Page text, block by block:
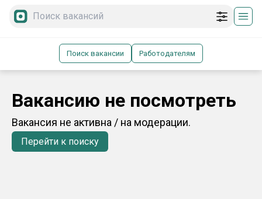
Поиск вакансии Работодателям
Вакансию не посмотреть
Вакансия не активна / на модерации.
Перейти к поиску